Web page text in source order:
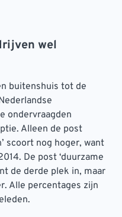
wel
buitenshuis tot de
ondervraagden
Alleen de post
scoort nog hoger, want
De post ‘duurzame
de derde plek in, maar
Alle percentages zijn